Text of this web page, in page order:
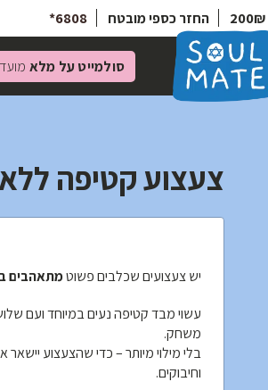
החזר כספי מובטח 6808*
סולמייט על מלא
צעצוע קטיפה ללא
יש צעצועים שכלבים פשוטמתאהבים
עשוי מבד קטיפה נעים במיוחד ועם
משחק.
בלי מילוי מיותר – כדי שהצעצוע יישאר
וחיבוקים.